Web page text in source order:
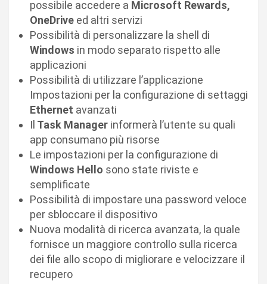
possibile accedere a Microsoft Rewards,
OneDrive ed altri servizi
Possibilità di personalizzare la shell di
Windows in modo separato rispetto alle
applicazioni
Possibilità di utilizzare l’applicazione
Impostazioni per la configurazione di settaggi
Ethernet avanzati
Il Task Manager informerà l’utente su quali
app consumano più risorse
Le impostazioni per la configurazione di
Windows Hello sono state riviste e
semplificate
Possibilità di impostare una password veloce
per sbloccare il dispositivo
Nuova modalità di ricerca avanzata, la quale
fornisce un maggiore controllo sulla ricerca
dei file allo scopo di migliorare e velocizzare il
recupero